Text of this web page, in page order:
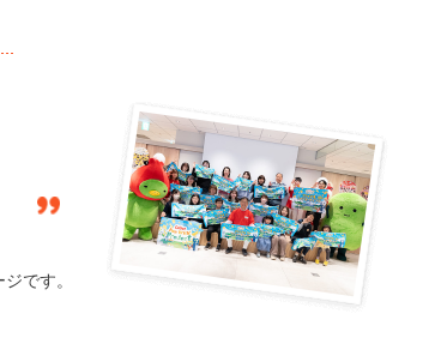
です。